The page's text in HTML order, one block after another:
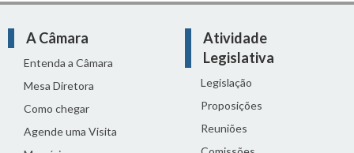
A Câmara
Entenda a Câmara
Mesa Diretora
Como chegar
Agende uma Visita
Atividade
Legislativa
Legislação
Proposições
Reuniões